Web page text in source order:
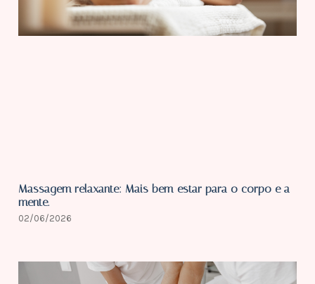
Massagem relaxante: Mais bem-estar para o corpo e a
mente.
02/06/2026